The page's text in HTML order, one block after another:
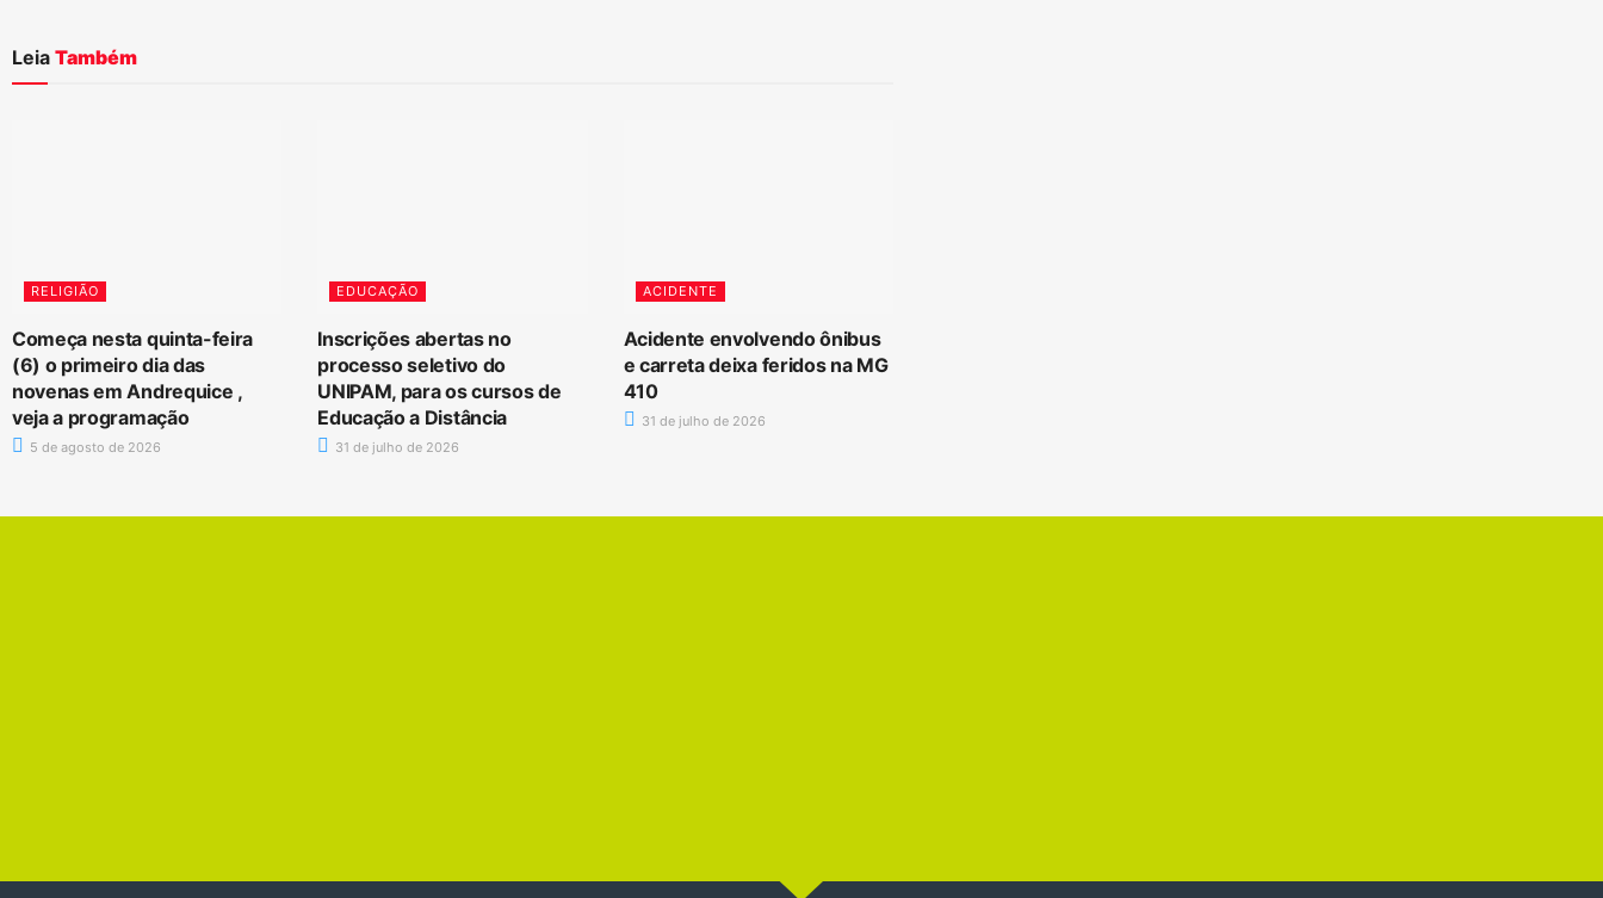
Leia Também
RELIGIÃO
Começa nesta quinta-feira
(6) o primeiro dia das
novenas em Andrequice ,
veja a programação
5 de agosto de 2026
EDUCAÇÃO
Inscrições abertas no
processo seletivo do
UNIPAM, para os cursos de
Educação a Distância
31 de julho de 2026
ACIDENTE
Acidente envolvendo ônibus
e carreta deixa feridos na MG
410
31 de julho de 2026